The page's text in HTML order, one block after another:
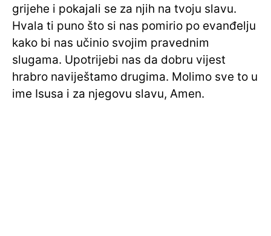
grijehe i pokajali se za njih na tvoju slavu.
Hvala ti puno što si nas pomirio po evanđelju
kako bi nas učinio svojim pravednim
slugama. Upotrijebi nas da dobru vijest
hrabro naviještamo drugima. Molimo sve to u
ime Isusa i za njegovu slavu, Amen.